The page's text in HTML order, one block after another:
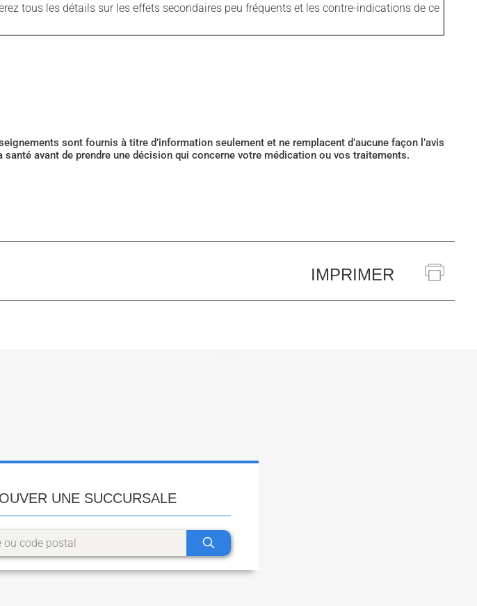
tous les détails sur les effets secondaires peu fréquents et les contre-indications de ce
sont fournis à titre d’information seulement et ne remplacent d’aucune façon l’avis
avant de prendre une décision qui concerne votre médication ou vos traitements.
IMPRIMER
UNE SUCCURSALE